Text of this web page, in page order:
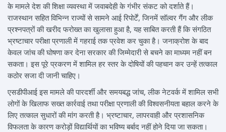
के मामले देश की शिक्षा व्यवस्था में जवाबदेही के गंभीर संकट को दर्शाते हैं।
राजस्थान सहित विभिन्न राज्यों से सामने आई रिपोर्टें, जिनमें सॉल्वर गैंग और लीक
प्रश्नपत्रों की खरीद फरोख्त का खुलासा हुआ है, यह साबित करती हैं कि संगठित
भ्रष्टाचार परीक्षा प्रणाली में गहराई तक प्रवेश कर चुका है। जनाक्रोश के बाद
केवल जांच की घोषणा कर देना सरकार की जिम्मेदारी से बचने का माध्यम नहीं बन
सकता। इस पूरे प्रकरण में शामिल हर स्तर के दोषियों की पहचान कर उन्हें तत्काल
कठोर सजा दी जानी चाहिए।
एसडीपीआई इस मामले की पारदर्शी और समयबद्ध जांच, लीक नेटवर्क में शामिल सभी
लोगों के खिलाफ सख्त कार्रवाई तथा परीक्षा प्रणाली की विश्वसनीयता बहाल करने के
लिए तत्काल सुधारों की मांग करती है। भ्रष्टाचार, लापरवाही और प्रशासनिक
विफलता के कारण करोड़ों विद्यार्थियों का भविष्य बर्बाद नहीं होने दिया जा सकता।